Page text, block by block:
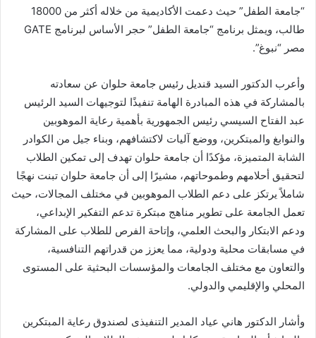
“جامعة الطفل” حيث دعمت الأكاديمية من خلاله أكثر من 18000
طالب، ويمثل برنامج “جامعة الطفل” حجر الأساس لبرنامج GATE
مصر “نبوغ”.
وأعرب الدكتور السيد قنديل رئيس جامعة حلوان عن سعادته
بالمشاركة في هذه المبادرة الهامة تنفيذًا لتوجيهات السيد الرئيس
عبد الفتاح السيسي رئيس الجمهورية بأهمية رعاية الموهوبين
والنوابغ والمبتكرين، ووضع آليات لاكتشافهم، وبناء جيل من الكوادر
الشابة المتميزة، مؤكدًا أن جامعة حلوان تهدف إلى تمكين الطلاب
لتحقيق أحلامهم وطموحاتهم، مشيرًا إلى أن جامعة حلوان تبنت نهجًا
شاملاً يرتكز على دعم الطلاب الموهوبين في مختلف المجالات، حيث
تعمل الجامعة على تطوير مناهج مبتكرة تدعم التفكير الإبداعي،
ودعم الابتكار والبحث العلمي، وإتاحة الفرص للطلاب على المشاركة
في مسابقات محلية ودولية، مما يعزز من قدراتهم التنافسية،
والتعاون مع مختلف الجامعات والمؤسسات البحثية على المستوى
المحلي والإقليمي والدولي.
وأشار الدكتور هاني عياد المدير التنفيذى لصندوق رعاية المبتكرين